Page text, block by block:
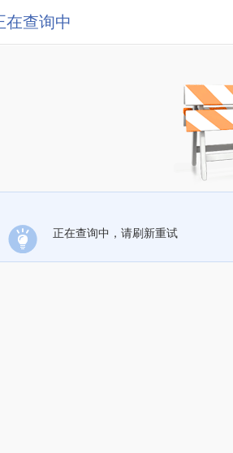
在查询中
正在查询中，请刷新重试